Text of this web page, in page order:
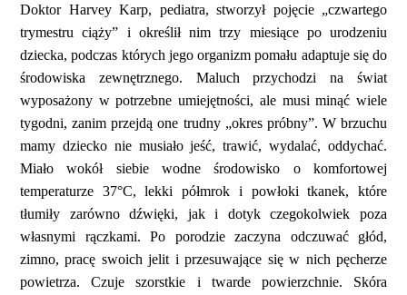
Doktor Harvey Karp, pediatra, stworzył pojęcie „czwartego
trymestru ciąży” i określił nim trzy miesiące po urodzeniu
dziecka, podczas których jego organizm pomału adaptuje się do
środowiska zewnętrznego. Maluch przychodzi na świat
wyposażony w potrzebne umiejętności, ale musi minąć wiele
tygodni, zanim przejdą one trudny „okres próbny”. W brzuchu
mamy dziecko nie musiało jeść, trawić, wydalać, oddychać.
Miało wokół siebie wodne środowisko o komfortowej
temperaturze 37°C, lekki półmrok i powłoki tkanek, które
tłumiły zarówno dźwięki, jak i dotyk czegokolwiek poza
własnymi rączkami. Po porodzie zaczyna odczuwać głód,
zimno, pracę swoich jelit i przesuwające się w nich pęcherze
powietrza. Czuje szorstkie i twarde powierzchnie. Skóra